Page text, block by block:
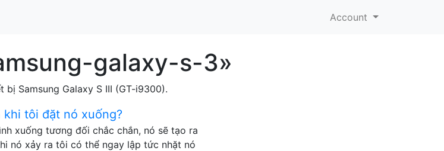
Account
galaxy-s-3»
Samsung Galaxy S III (GT-i9300).
khi tôi đặt nó xuống?
xuống tương đối chắc chắn, nó sẽ tạo ra
nó xảy ra tôi có thể ngay lập tức nhặt nó